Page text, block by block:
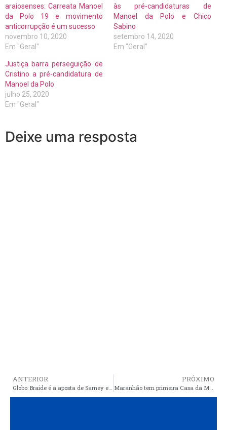
araiosenses: Carreata Manoel
da Polo 19 e movimento
anticorrupção é um sucesso
novembro 10, 2020
Em "Geral"
às pré-candidaturas de
Manoel da Polo e Chico
Sabino
setembro 14, 2020
Em "Geral"
Justiça barra perseguição de
Cristino a pré-candidatura de
Manoel da Polo
julho 25, 2020
Em "Geral"
Deixe uma resposta
ANTERIOR PRÓXIMO
Maranhão tem primeira Casa da Mulher do país fora da capital